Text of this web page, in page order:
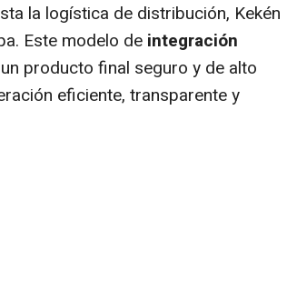
la logística de distribución, Kekén
Este modelo de integración
producto final seguro y de alto
eficiente, transparente y